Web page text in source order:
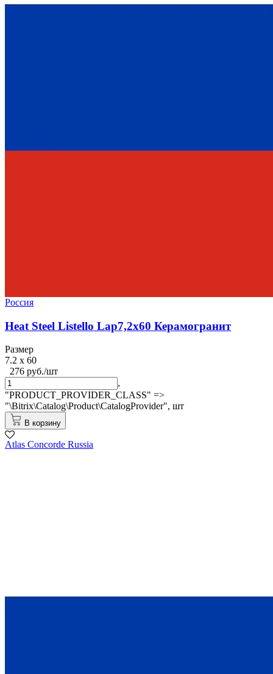
Россия
Heat Steel Listello Lap7,2x60 Керамогранит
Размер
7.2 x 60
276 руб./шт
,
"PRODUCT_PROVIDER_CLASS" =>
"\Bitrix\Catalog\Product\CatalogProvider", шт
В корзину
Atlas Concorde Russia